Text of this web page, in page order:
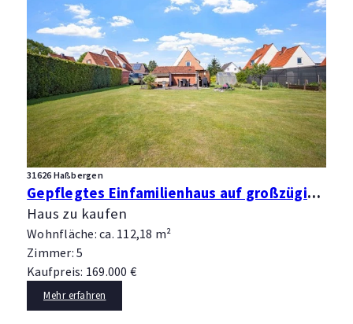
31626 Haßbergen
Gepflegtes Einfamilienhaus auf großzügigem Grundstück in Haßbergen
Haus zu kaufen
Wohnfläche: ca. 112,18 m²
Zimmer: 5
Kaufpreis: 169.000 €
Mehr erfahren